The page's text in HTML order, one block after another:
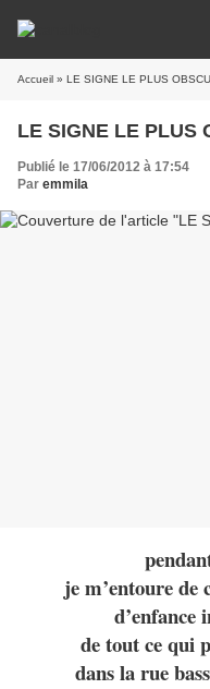
Accueil » LE SIGNE LE PLUS
LE SIGNE LE PLUS
Publié le 17/06/2012 à 17:54
Par emmila
je m’entoure de
d’enfance
de tout ce qui
dans la rue